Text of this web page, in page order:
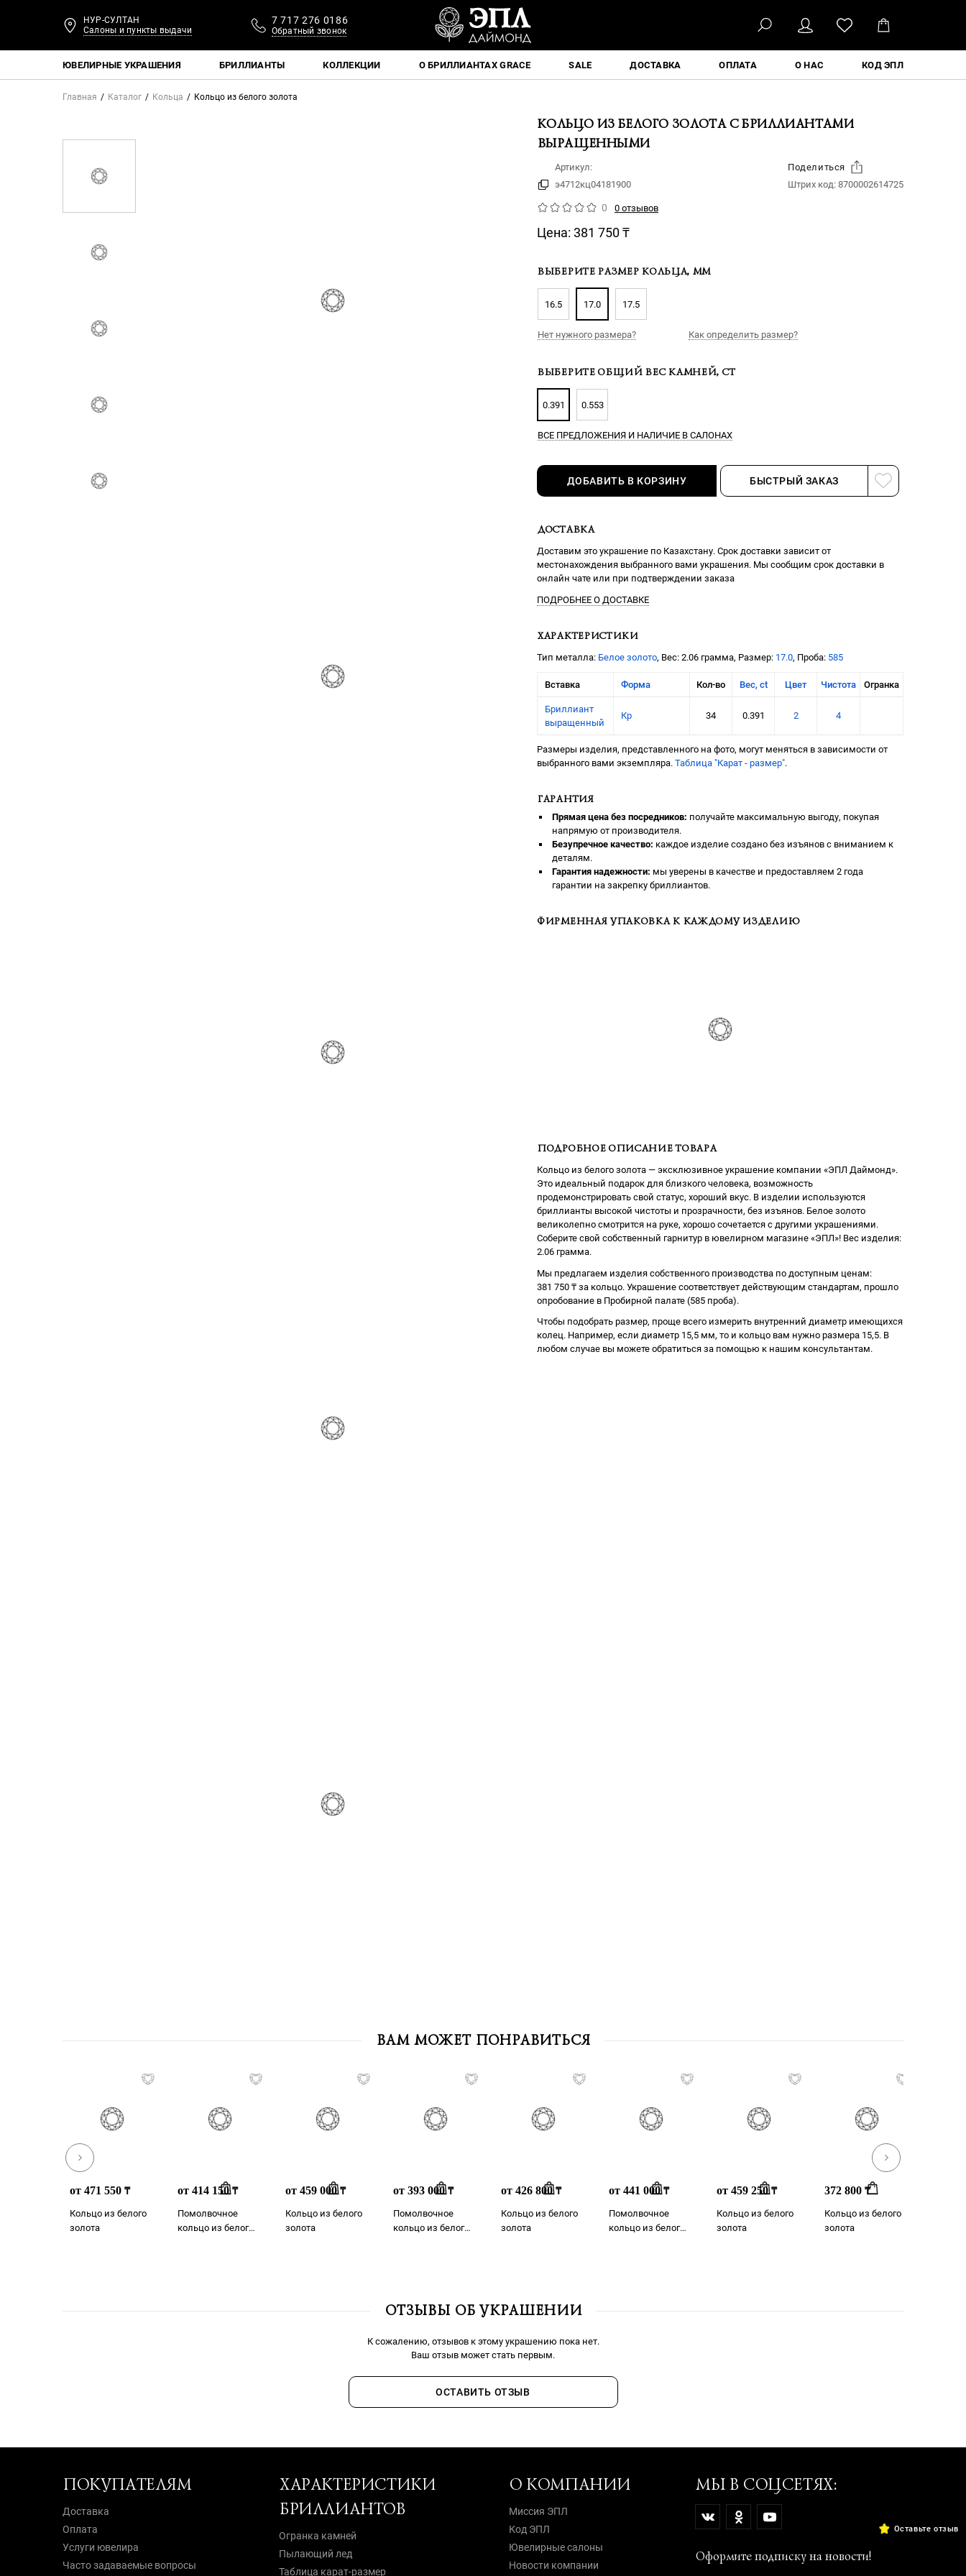
НУР-СУЛТАН
Салоны и пункты выдачи
7 717 276 0186
Обратный звонок
ЮВЕЛИРНЫЕ УКРАШЕНИЯ БРИЛЛИАНТЫ КОЛЛЕКЦИИ О БРИЛЛИАНТАХ GRACE SALE ДОСТАВКА ОПЛАТА О НАС КОД ЭПЛ
Главная Каталог Кольца Кольцо из белого золота
КОЛЬЦО ИЗ БЕЛОГО ЗОЛОТА С БРИЛЛИАНТАМИ
ВЫРАЩЕННЫМИ
Артикул:
э4712кц04181900
Поделиться
Штрих код: 8700002614725
0 0 отзывов
Цена: 381 750₸
ВЫБЕРИТЕ РАЗМЕР КОЛЬЦА, ММ
16.5 17.0 17.5
Нет нужного размера? Как определить размер?
ВЫБЕРИТЕ ОБЩИЙ ВЕС КАМНЕЙ, CT
0.391 0.553
ВСЕ ПРЕДЛОЖЕНИЯ И НАЛИЧИЕ В САЛОНАХ
ДОБАВИТЬ В КОРЗИНУ БЫСТРЫЙ ЗАКАЗ
ДОСТАВКА
Доставим это украшение по Казахстану. Срок доставки зависит от
местонахождения выбранного вами украшения. Мы сообщим срок доставки в
онлайн чате или при подтверждении заказа
ПОДРОБНЕЕ О ДОСТАВКЕ
ХАРАКТЕРИСТИКИ
Тип металла: Белое золото, Вес: 2.06 грамма, Размер: 17.0, Проба: 585
Вставка Форма Кол-во Вес, ct Цвет Чистота Огранка
Бриллиант
выращенный
Кр 34 0.391 2 4
Размеры изделия, представленного на фото, могут меняться в зависимости от
выбранного вами экземпляра. Таблица "Карат - размер".
ГАРАНТИЯ
Прямая цена без посредников: получайте максимальную выгоду, покупая
напрямую от производителя.
Безупречное качество: каждое изделие создано без изъянов с вниманием к
деталям.
Гарантия надежности: мы уверены в качестве и предоставляем 2 года
гарантии на закрепку бриллиантов.
ФИРМЕННАЯ УПАКОВКА К КАЖДОМУ ИЗДЕЛИЮ
ПОДРОБНОЕ ОПИСАНИЕ ТОВАРА
Кольцо из белого золота — эксклюзивное украшение компании «ЭПЛ Даймонд».
Это идеальный подарок для близкого человека, возможность
продемонстрировать свой статус, хороший вкус. В изделии используются
бриллианты высокой чистоты и прозрачности, без изъянов. Белое золото
великолепно смотрится на руке, хорошо сочетается с другими украшениями.
Соберите свой собственный гарнитур в ювелирном магазине «ЭПЛ»! Вес изделия:
2.06 грамма.
Мы предлагаем изделия собственного производства по доступным ценам:
381 750 ₸ за кольцо. Украшение соответствует действующим стандартам, прошло
опробование в Пробирной палате (585 проба).
Чтобы подобрать размер, проще всего измерить внутренний диаметр имеющихся
колец. Например, если диаметр 15,5 мм, то и кольцо вам нужно размера 15,5. В
любом случае вы можете обратиться за помощью к нашим консультантам.
ВАМ МОЖЕТ ПОНРАВИТЬСЯ
Кольцо из белого
золота
от 471 550 ₸
Помолвочное
кольцо из белого
от 414 150₸
Кольцо из белого
золота
от 459 000₸
Помолвочное
кольцо из белого
от 393 000₸
Кольцо из белого
золота
от 426 800₸
Помолвочное
кольцо из белого
от 441 000₸
Кольцо из белого
золота
от 459 250₸
Кольцо из белого
золота
372 800 ₸
ОТЗЫВЫ ОБ УКРАШЕНИИ
К сожалению, отзывов к этому украшению пока нет.
Ваш отзыв может стать первым.
ОСТАВИТЬ ОТЗЫВ
ПОКУПАТЕЛЯМ
Доставка
Оплата
Услуги ювелира
Часто задаваемые вопросы
ХАРАКТЕРИСТИКИ
БРИЛЛИАНТОВ
Огранка камней
Пылающий лед
Таблица карат-размер
О КОМПАНИИ
Миссия ЭПЛ
Код ЭПЛ
Ювелирные салоны
Новости компании
МЫ В СОЦСЕТЯХ:
Оформите подписку на новости!
Оставьте отзыв